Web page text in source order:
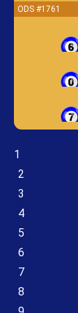
ODS #1761
1
2
3
4
5
6
7
8